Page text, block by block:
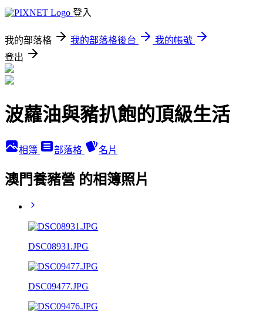
登入
我的部落格 我的部落格後台
我的帳號
登出
波蘿油與豬扒飽的頂級生活
相簿 部落格 名片
澳門養豬營 的相簿照片
DSC08931.JPG
DSC09477.JPG